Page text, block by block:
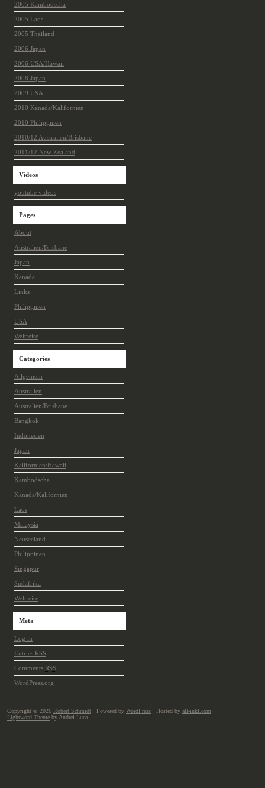
2005 Kambodscha
2005 Laos
2005 Thailand
2006 Japan
2006 USA/Hawaii
2008 Japan
2009 USA
2010 Kanada/Kalifornien
2010 Philippinen
2010/12 Australien/Brisbane
2011/12 New Zealand
Videos
youtube videos
Pages
About
Australien/Brisbane
Japan
Kanada
Links
Philippinen
USA
Weltreise
Categories
Allgemein
Australien
Australien/Brisbane
Bangkok
Indonesien
Japan
Kalifornien/Hawaii
Kambodscha
Kanada/Kalifornien
Laos
Malaysia
Neuseeland
Philippinen
Singapur
Südafrika
Weltreise
Meta
Log in
Entries RSS
Comments RSS
WordPress.org
Copyright © 2026 Robert Schmidt · Powered by WordPress · Hosted by all-inkl.com
Lightword Theme by Andrei Luca